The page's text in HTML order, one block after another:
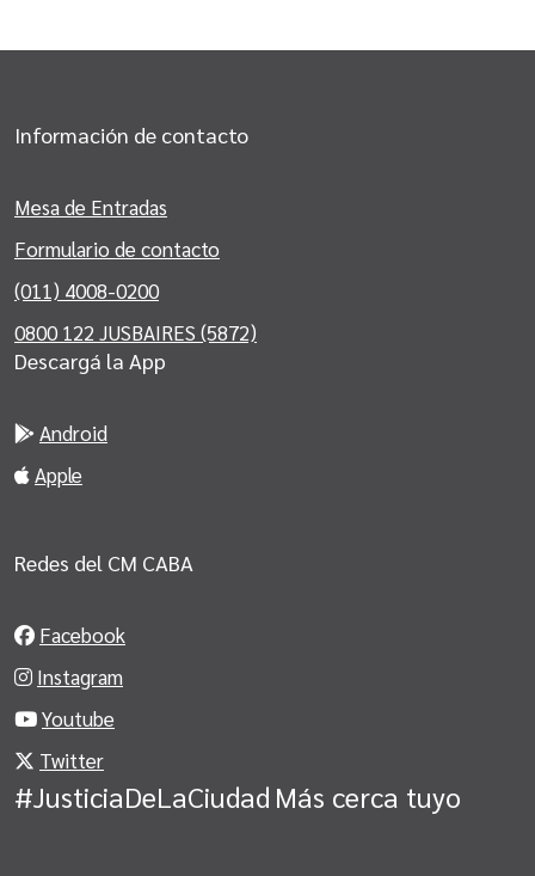
Información de contacto
Mesa de Entradas
Formulario de contacto
(011) 4008-0200
0800 122 JUSBAIRES (5872)
Descargá la App
Android
Apple
Redes del CM CABA
Facebook
Instagram
Youtube
Twitter
#JusticiaDeLaCiudad Más cerca tuyo